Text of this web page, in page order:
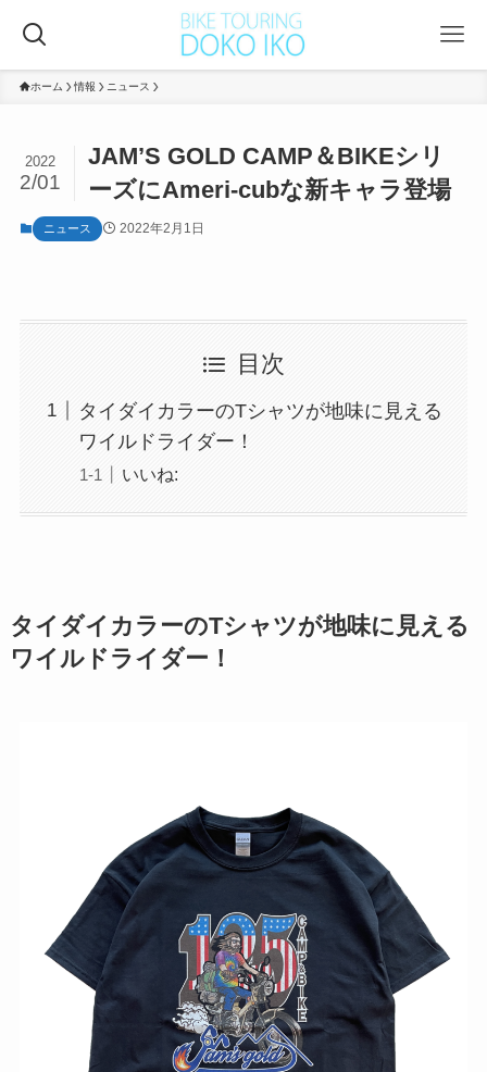
ホーム 情報 ニュース
JAM’S GOLD CAMP＆BIKEシリ
ーズにAmeri-cubな新キャラ登場
2022
2/01
ニュース 2022年2月1日
目次
タイダイカラーのTシャツが地味に見える
ワイルドライダー！
いいね:
タイダイカラーのTシャツが地味に見える
ワイルドライダー！